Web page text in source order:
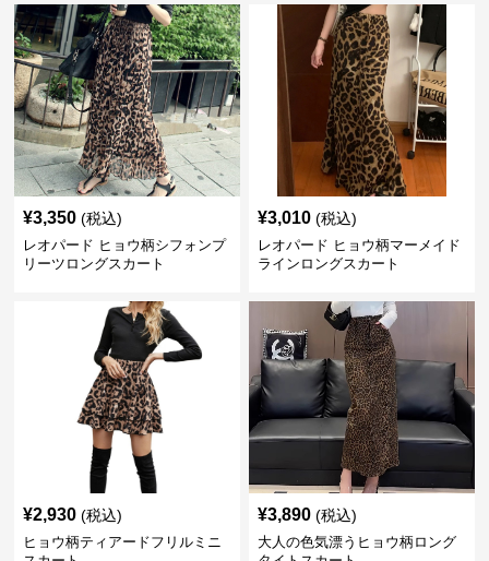
¥3,350 (税込)
レオパード ヒョウ柄シフォンプ
リーツロングスカート
¥3,010 (税込)
レオパード ヒョウ柄マーメイド
ラインロングスカート
¥2,930 (税込)
ヒョウ柄ティアードフリルミニ
¥3,890 (税込)
大人の色気漂うヒョウ柄ロング